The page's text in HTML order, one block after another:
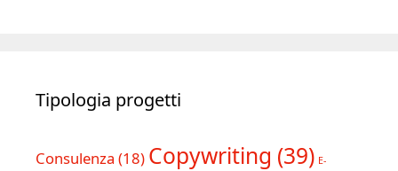
Tipologia progetti
Consulenza (18) Copywriting (39) E-